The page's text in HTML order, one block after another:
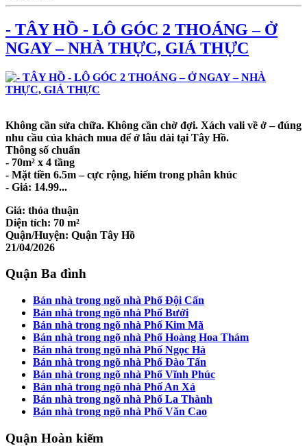
- TÂY HỒ - LÔ GÓC 2 THOÁNG – Ở
NGAY – NHÀ THỰC, GIÁ THỰC
Không cần sửa chữa. Không cần chờ đợi. Xách vali về ở – đúng
nhu cầu của khách mua để ở lâu dài tại Tây Hồ.
Thông số chuẩn
- 70m² x 4 tầng
- Mặt tiền 6.5m – cực rộng, hiếm trong phân khúc
- Giá: 14.99...
Giá: thỏa thuận
Diện tích: 70 m²
Quận/Huyện: Quận Tây Hồ
21/04/2026
Quận Ba đình
Bán nhà trong ngõ nhà Phố Đội Cấn
Bán nhà trong ngõ nhà Phố Bưởi
Bán nhà trong ngõ nhà Phố Kim Mã
Bán nhà trong ngõ nhà Phố Hoàng Hoa Thám
Bán nhà trong ngõ nhà Phố Ngọc Hà
Bán nhà trong ngõ nhà Phố Đào Tấn
Bán nhà trong ngõ nhà Phố Vĩnh Phúc
Bán nhà trong ngõ nhà Phố An Xá
Bán nhà trong ngõ nhà Phố La Thành
Bán nhà trong ngõ nhà Phố Văn Cao
Quận Hoàn kiếm